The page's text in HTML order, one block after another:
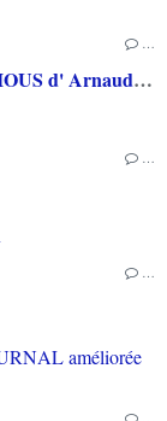
…
[REVUE LIVRE CINEMA] FAST & FURIOUS d' Arnaud BRIAND aux éditions CASA
…
…